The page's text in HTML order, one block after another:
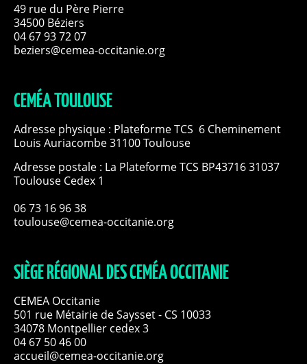
49 rue du Père Pierre
34500 Béziers
04 67 93 72 07
beziers@cemea-occitanie.org
CEMÉA TOULOUSE
Adresse physique : Plateforme TCS 6 Cheminement
Louis Auriacombe 31100 Toulouse
Adresse postale : La Plateforme TCS BP43716 31037
Toulouse Cedex 1
06 73 16 96 38
toulouse@cemea-occitanie.org
SIÈGE RÉGIONAL DES CEMÉA OCCITANIE
CEMEA Occitanie
501 rue Métairie de Saysset - CS 10033
34078 Montpellier cedex 3
04 67 50 46 00
accueil@cemea-occitanie.org